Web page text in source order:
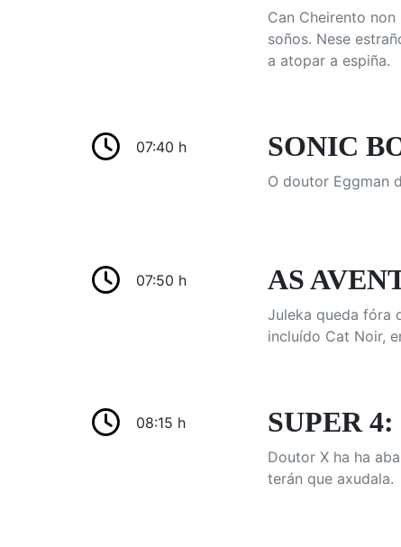
Can Cheirento
soños. Nese
a atopar a espiña.
07:40 h SONIC
O doutor Eggman
07:50 h AS
Juleka queda fóra
incluído Cat Noir,
08:15 h SUPER 4:
Doutor X ha ha
terán que axudala.